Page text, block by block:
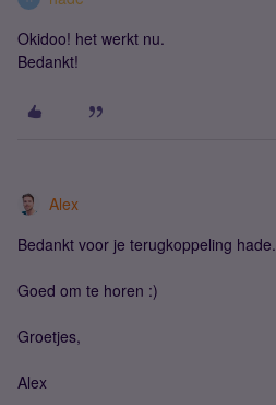
Okidoo! het werkt nu.
Bedankt!
Alex
Bedankt voor je terugkoppeling hade.
Goed om te horen :)
Groetjes,
Alex